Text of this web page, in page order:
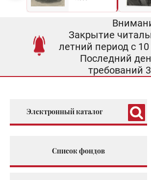
Закрытие
летний период с 10
Последний
требований
Электронный каталог
Список фондов